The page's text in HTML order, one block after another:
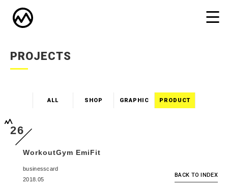
PROJECTS
ALL SHOP GRAPHIC PRODUCT
WorkoutGym EmiFit
businesscard
2018.05
BACK TO INDEX
26